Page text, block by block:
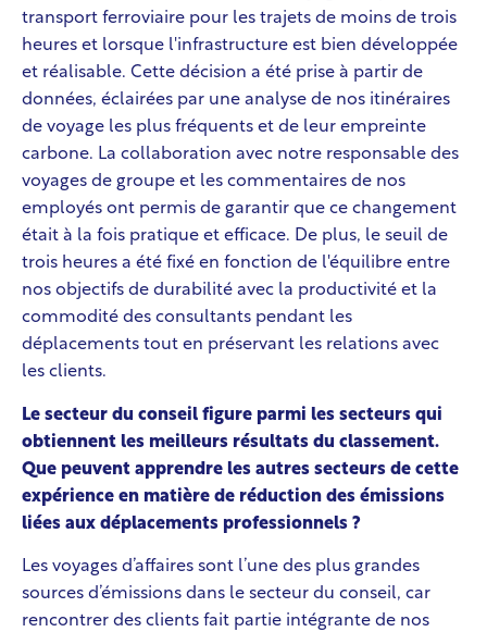
transport ferroviaire pour les trajets de moins de trois
heures et lorsque l'infrastructure est bien développée
et réalisable. Cette décision a été prise à partir de
données, éclairées par une analyse de nos itinéraires
de voyage les plus fréquents et de leur empreinte
carbone. La collaboration avec notre responsable des
voyages de groupe et les commentaires de nos
employés ont permis de garantir que ce changement
était à la fois pratique et efficace. De plus, le seuil de
trois heures a été fixé en fonction de l'équilibre entre
nos objectifs de durabilité avec la productivité et la
commodité des consultants pendant les
déplacements tout en préservant les relations avec
les clients.
Le secteur du conseil figure parmi les secteurs qui
obtiennent les meilleurs résultats du classement.
Que peuvent apprendre les autres secteurs de cette
expérience en matière de réduction des émissions
liées aux déplacements professionnels ?
Les voyages d’affaires sont l’une des plus grandes
sources d’émissions dans le secteur du conseil, car
rencontrer des clients fait partie intégrante de nos